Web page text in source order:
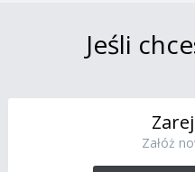
Jeśli
Załóż